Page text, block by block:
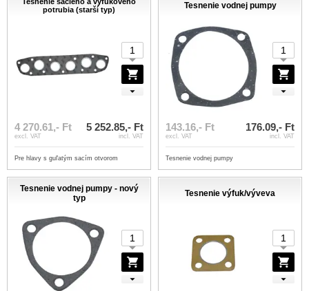
potrubia (starší typ)
4 270.61,- Ft
excl. VAT
5 252.85,- Ft
incl. VAT
Pre hlavy s guľatým sacím otvorom
Tesnenie vodnej pumpy
143.16,- Ft
excl. VAT
176.09,- Ft
incl. VAT
Tesnenie vodnej pumpy
Tesnenie vodnej pumpy - nový
typ
Tesnenie výfuk/výveva